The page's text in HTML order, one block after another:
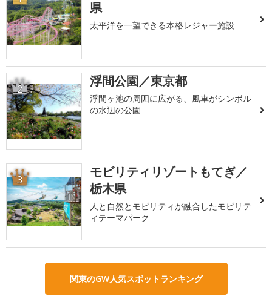
県
太平洋を一望できる本格レジャー施設
2 浮間公園／東京都
浮間ヶ池の周囲に広がる、風車がシンボル
の水辺の公園
3
モビリティリゾートもてぎ／
栃木県
人と自然とモビリティが融合したモビリテ
ィテーマパーク
関東のGW人気スポットランキング